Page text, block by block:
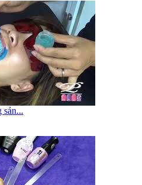
sản...